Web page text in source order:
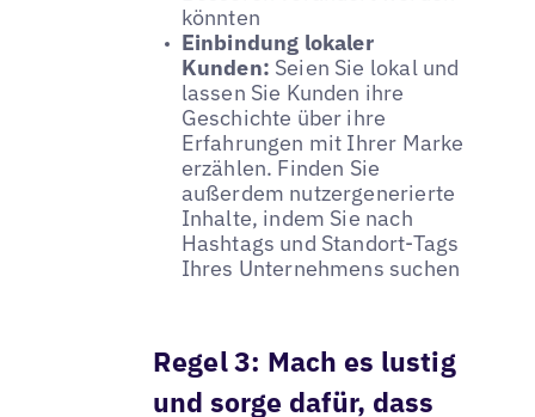
könnten
Einbindung lokaler
Kunden: Seien Sie lokal und
lassen Sie Kunden ihre
Geschichte über ihre
Erfahrungen mit Ihrer Marke
erzählen. Finden Sie
außerdem nutzergenerierte
Inhalte, indem Sie nach
Hashtags und Standort-Tags
Ihres Unternehmens suchen
Regel 3: Mach es lustig
und sorge dafür, dass